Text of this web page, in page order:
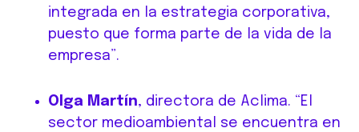
integrada en la estrategia corporativa,
puesto que forma parte de la vida de la
empresa”.
Olga Martín, directora de Aclima. “El
sector medioambiental se encuentra en